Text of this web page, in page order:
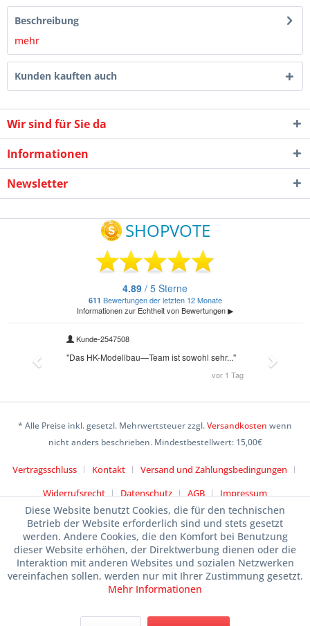
Beschreibung
mehr
Kunden kauften auch
Wir sind für Sie da
Informationen
Newsletter
* Alle Preise inkl. gesetzl. Mehrwertsteuer zzgl.Versandkosten wenn
nicht anders beschrieben. Mindestbestellwert: 15,00€
Vertragsschluss Kontakt
Versand und Zahlungsbedingungen
Widerrufsrecht
Datenschutz AGB Impressum
Diese Website benutzt Cookies, die für den technischen
Betrieb der Website erforderlich sind und stets gesetzt
werden. Andere Cookies, die den Komfort bei Benutzung
dieser Website erhöhen, der Direktwerbung dienen oder die
Interaktion mit anderen Websites und sozialen Netzwerken
vereinfachen sollen, werden nur mit Ihrer Zustimmung gesetzt.
Mehr Informationen